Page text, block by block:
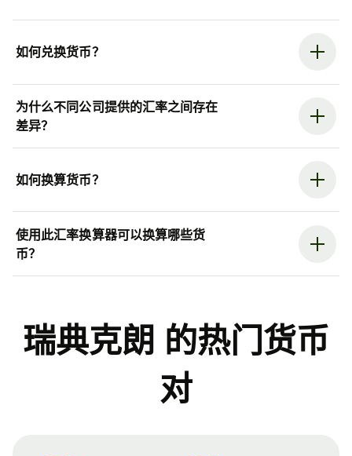
如何兑换货币？
为什么不同公司提供的汇率之间存在
差异？
如何换算货币？
使用此汇率换算器可以换算哪些货
币？
瑞典克朗 的热门货币
对